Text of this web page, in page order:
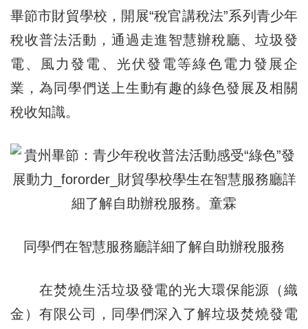
畢節市財貿學校，開展“稅官講稅法”系列青少年
稅收普法活動，通過走進智慧辦稅廳、垃圾發
電、風力發電、光伏發電等綠色電力發展企
業，為同學們送上生動有趣的綠色發展及相關
稅收知識。
同學們在智慧服務廳詳細了解自助辦稅服務
在焚燒生活垃圾發電的光大環保能源（織
金）有限公司，同學們深入了解垃圾焚燒發電